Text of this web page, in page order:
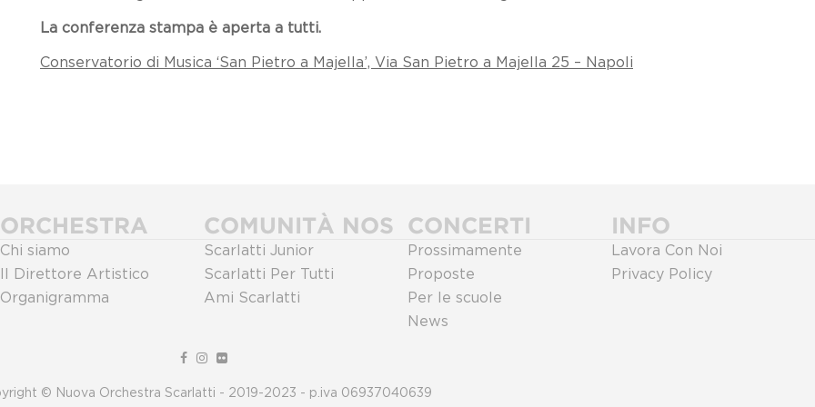
La conferenza stampa è aperta a tutti.
Conservatorio di Musica ‘San Pietro a Majella’, Via San Pietro a Majella 25 – Napoli
ORCHESTRA
Chi siamo
Il Direttore Artistico
Organigramma
COMUNITÀ NOS
Scarlatti Junior
Scarlatti Per Tutti
Ami Scarlatti
CONCERTI
Prossimamente
Proposte
Per le scuole
News
INFO
Lavora Con Noi
Privacy Policy
© Nuova Orchestra Scarlatti - 2019-2023 - p.iva 06937040639